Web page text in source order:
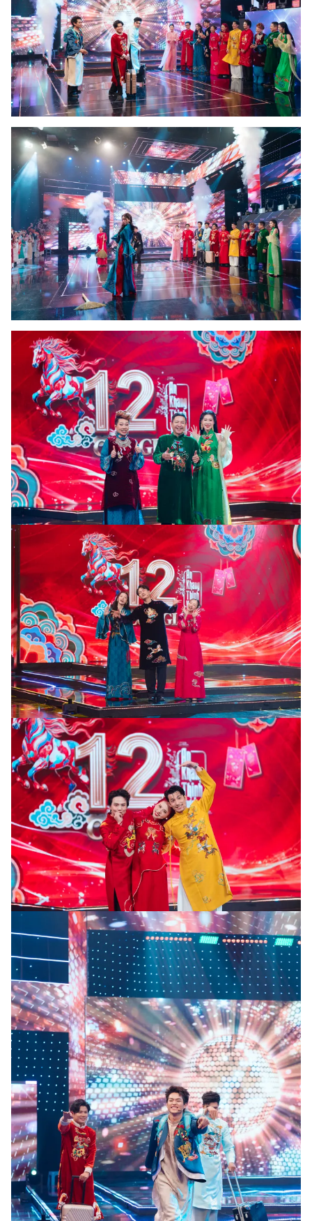
Ðiện thoại Thời báo VTV:024.66 897 897
Email:toasoan@vtv.vn
Liên hệ quảng cáo:024-7300.7108
® Cấm sao chép dưới mọi hình thức nếu không có sự chấp
thuận bằng văn bản. Ghi rõ nguồn VTV.vn khi phát hành lại
thông tin từ website này.